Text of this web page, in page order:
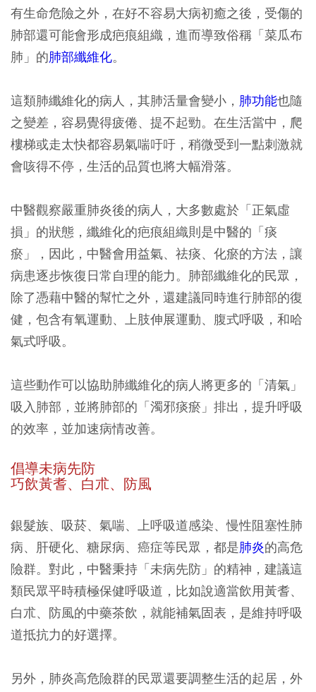
有生命危險之外，在好不容易大病初癒之後，受傷的
肺部還可能會形成疤痕組織，進而導致俗稱「菜瓜布
肺」的肺部纖維化。
這類肺纖維化的病人，其肺活量會變小， 肺功能也隨
之變差，容易覺得疲倦、提不起勁。在生活當中，爬
樓梯或走太快都容易氣喘吁吁，稍微受到一點刺激就
會咳得不停，生活的品質也將大幅滑落。
中醫觀察嚴重肺炎後的病人，大多數處於「正氣虛
損」的狀態，纖維化的疤痕組織則是中醫的「痰
瘀」，因此，中醫會用益氣、祛痰、化瘀的方法，讓
病患逐步恢復日常自理的能力。肺部纖維化的民眾，
除了憑藉中醫的幫忙之外，還建議同時進行肺部的復
健，包含有氧運動、上肢伸展運動、腹式呼吸，和哈
氣式呼吸。
這些動作可以協助肺纖維化的病人將更多的「清氣」
吸入肺部，並將肺部的「濁邪痰瘀」排出，提升呼吸
的效率，並加速病情改善。
倡導未病先防
巧飲黃耆、白朮、防風
銀髮族、吸菸、氣喘、上呼吸道感染、慢性阻塞性肺
病、肝硬化、糖尿病、癌症等民眾，都是肺炎的高危
險群。對此，中醫秉持「未病先防」的精神，建議這
類民眾平時積極保健呼吸道，比如說適當飲用黃耆、
白朮、防風的中藥茶飲，就能補氣固表，是維持呼吸
道抵抗力的好選擇。
另外，肺炎高危險群的民眾還要調整生活的起居，外